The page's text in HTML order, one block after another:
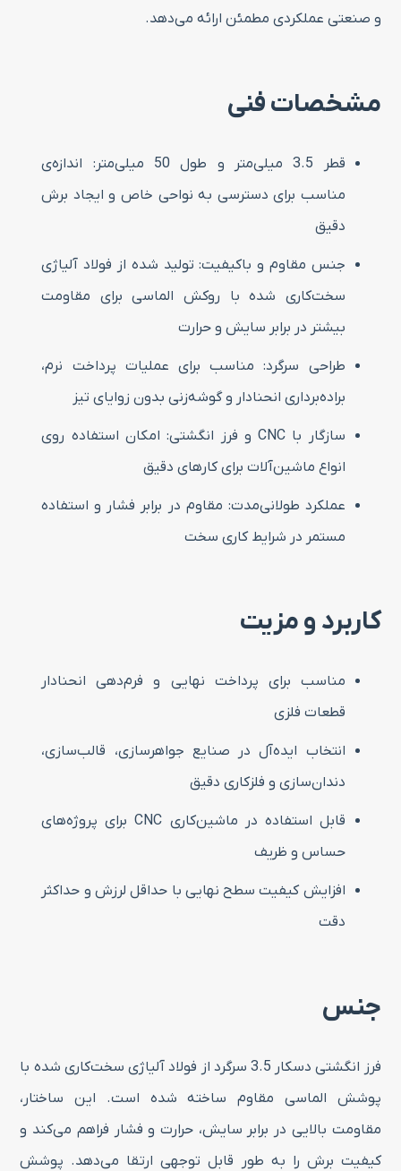
و صنعتی عملکردی مطمئن ارائه می‌دهد.
مشخصات فنی
قطر 3.5 میلی‌متر و طول 50 میلی‌متر: اندازه‌ی
مناسب برای دسترسی به نواحی خاص و ایجاد برش
دقیق
جنس مقاوم و باکیفیت: تولید شده از فولاد آلیاژی
سخت‌کاری شده با روکش الماسی برای مقاومت
بیشتر در برابر سایش و حرارت
طراحی سرگرد: مناسب برای عملیات پرداخت نرم،
براده‌برداری انحنادار و گوشه‌زنی بدون زوایای تیز
سازگار با CNC و فرز انگشتی: امکان استفاده روی
انواع ماشین‌آلات برای کارهای دقیق
عملکرد طولانی‌مدت: مقاوم در برابر فشار و استفاده
مستمر در شرایط کاری سخت
کاربرد و مزیت
مناسب برای پرداخت نهایی و فرم‌دهی انحنادار
قطعات فلزی
انتخاب ایده‌آل در صنایع جواهرسازی، قالب‌سازی،
دندان‌سازی و فلزکاری دقیق
قابل استفاده در ماشین‌کاری CNC برای پروژه‌های
حساس و ظریف
افزایش کیفیت سطح نهایی با حداقل لرزش و حداکثر
دقت
جنس
فرز انگشتی دسکار 3.5 سرگرد از فولاد آلیاژی سخت‌کاری شده با
پوشش الماسی مقاوم ساخته شده است. این ساختار،
مقاومت بالایی در برابر سایش، حرارت و فشار فراهم می‌کند و
کیفیت برش را به طور قابل توجهی ارتقا می‌دهد. پوشش